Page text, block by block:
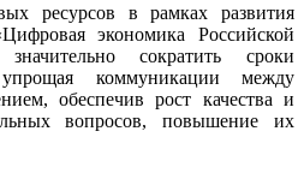
ресурсов в рамках развития
экономика Российской
сократить сроки
коммуникации между
обеспечив рост качества и
вопросов, повышение их